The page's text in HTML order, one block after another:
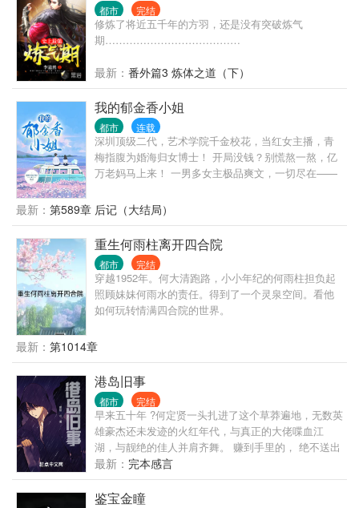
都市 完结
修炼了将近五千年的方羽，还是没有突破炼气
期…………………………………
最新： 番外篇3 炼体之道（下）
我的郁金香小姐
都市 连载
深圳顶级二代，艺术学院千金校花，当红女主播，青
梅指腹为婚海归女博士！ 开局没钱？别慌熬一熬，亿
万老妈马上来！ 一男多女主极品爽文，一切尽在——
最新： 第589章 后记（大结局）
重生何雨柱离开四合院
都市 完结
穿越1952年。何大清跑路，小小年纪的何雨柱担负起
照顾妹妹何雨水的责任。得到了一个灵泉空间。看他
如何玩转情满四合院的世界。
最新： 第1014章
港岛旧事
都市 完结
早来五十年 ?何定贤一头扎进了这个草莽遍地，无数英
雄豪杰还未发迹的火红年代，与真正的大佬喋血江
湖，与靓绝的佳人并肩齐舞。 赚到手里的， 绝不送出
去！
最新： 完本感言
鉴宝金瞳